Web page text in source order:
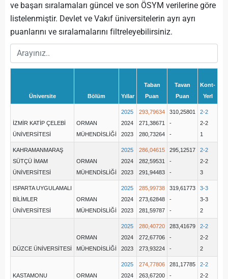
ve başarı sıralamaları güncel ve son ÖSYM verilerine göre
listelenmiştir. Devlet ve Vakıf üniversitelerin ayrı ayrı
puanlarını ve sıralamalarını filtreleyebilirsiniz.
Üniversite Bölüm Yıllar
Taban
Puan
Tavan
Puan
Kont-
Yerl
İZMİR KATİP ÇELEBİ
ÜNİVERSİTESİ
ORMAN
MÜHENDİSLİĞİ
2025
2024
2023
293,79634
271,38671
280,73264
310,25801
-
-
2-2
2-2
1
KAHRAMANMARAŞ
SÜTÇÜ İMAM
ÜNİVERSİTESİ
ORMAN
MÜHENDİSLİĞİ
2025
2024
2023
286,04615
282,59531
291,94483
295,12517
-
-
2-2
2-2
3
ISPARTA UYGULAMALI
BİLİMLER
ÜNİVERSİTESİ
ORMAN
MÜHENDİSLİĞİ
2025
2024
2023
285,99738
273,62848
281,59787
319,61773
-
-
3-3
3-3
2
DÜZCE ÜNİVERSİTESİ
ORMAN
MÜHENDİSLİĞİ
2025
2024
2023
280,40720
272,67706
273,93224
283,41679
-
-
2-2
2-2
2
KASTAMONU
ORMAN
2025
2024
274,77806
263,67200
281,17785
-
2-2
2-2